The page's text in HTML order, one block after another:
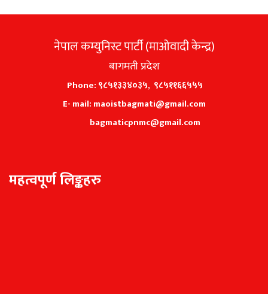
नेपाल कम्युनिस्ट पार्टी (माओवादी केन्द्र)
बागमती प्रदेश
Phone: ९८५१३३४०३५, ९८५११६६५५५
E- mail: maoistbagmati@gmail.com
bagmaticpnmc@gmail.com
महत्वपूर्ण लिङ्कहरु